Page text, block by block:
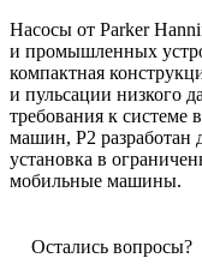
Насосы от Parker
и промышленных
компактная
и пульсации низкого
требования к
машин, P2 разработан
установка в
мобильные машины.
Остались вопросы?